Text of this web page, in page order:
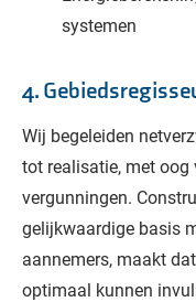
systemen
4.
Wij begeleiden
tot realisatie, met oog
vergunningen.
gelijkwaardige basis
aannemers, maakt
optimaal kunnen